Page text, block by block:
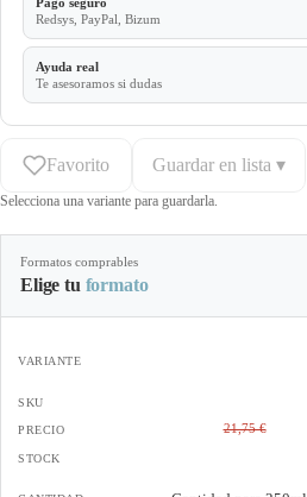
Redsys, PayPal, Bizum
Ayuda real
Te asesoramos si dudas
Favorito Guardar en lista ▾
Selecciona una variante para guardarla.
Formatos comprables
Elige tu formato
21,75 €